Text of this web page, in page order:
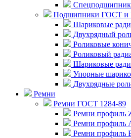
Подшипники ГОСТ и
Шариковые
Двухрядный
Роликовые
Роликовый
Шариковые
Упорные
Двухрядные
Ремни
Ремни ГОСТ 1284-89
Ремни профиль
Ремни профиль
Ремни профиль